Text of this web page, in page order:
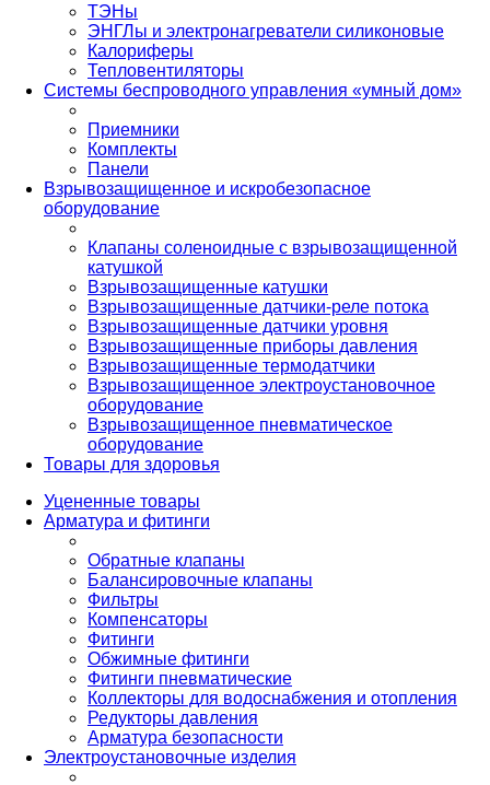
ТЭНы
ЭНГЛы и электронагреватели силиконовые
Калориферы
Тепловентиляторы
Системы беспроводного управления «умный дом»
Приемники
Комплекты
Панели
Взрывозащищенное и искробезопасное
оборудование
Клапаны соленоидные с взрывозащищенной
катушкой
Взрывозащищенные катушки
Взрывозащищенные датчики-реле потока
Взрывозащищенные датчики уровня
Взрывозащищенные приборы давления
Взрывозащищенные термодатчики
Взрывозащищенное электроустановочное
оборудование
Взрывозащищенное пневматическое
оборудование
Товары для здоровья
Уцененные товары
Арматура и фитинги
Обратные клапаны
Балансировочные клапаны
Фильтры
Компенсаторы
Фитинги
Обжимные фитинги
Фитинги пневматические
Коллекторы для водоснабжения и отопления
Редукторы давления
Арматура безопасности
Электроустановочные изделия